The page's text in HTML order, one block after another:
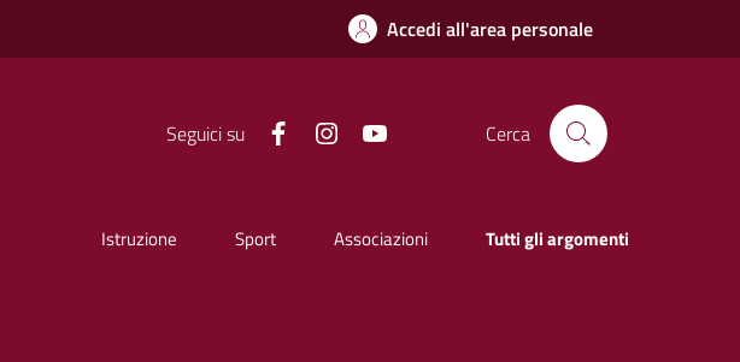
Accedi all'area personale
Seguici su Facebook Instagram Cerca
Istruzione Sport Associazioni Tutti gli argomenti